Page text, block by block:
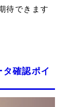
待できます
確認ポイ